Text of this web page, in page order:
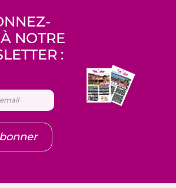
NOTRE
: